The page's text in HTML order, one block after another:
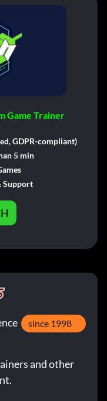
Game Trainer
GDPR-compliant)
5 min
Support
since 1998
and other